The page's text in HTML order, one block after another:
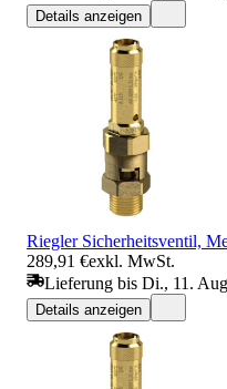
Details anzeigen
Riegler Sicherheitsventil,
289,91 €exkl. MwSt.
Lieferung bis Di., 11.
Details anzeigen